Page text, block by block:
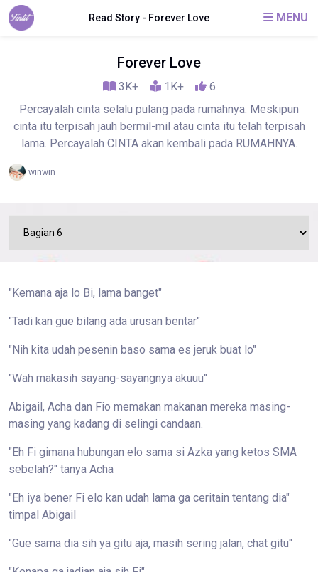
Read Story - Forever Love MENU
Forever Love
3K+ 1K+
6
Percayalah cinta selalu pulang pada rumahnya. Meskipun
cinta itu terpisah jauh bermil-mil atau cinta itu telah terpisah
lama. Percayalah CINTA akan kembali pada RUMAHNYA.
winwin
"Kemana aja lo Bi, lama banget"
"Tadi kan gue bilang ada urusan bentar"
"Nih kita udah pesenin baso sama es jeruk buat lo"
"Wah makasih sayang-sayangnya akuuu"
Abigail, Acha dan Fio memakan makanan mereka masing-
masing yang kadang di selingi candaan.
"Eh Fi gimana hubungan elo sama si Azka yang ketos SMA
sebelah?" tanya Acha
"Eh iya bener Fi elo kan udah lama ga ceritain tentang dia"
timpal Abigail
"Gue sama dia sih ya gitu aja, masih sering jalan, chat gitu"